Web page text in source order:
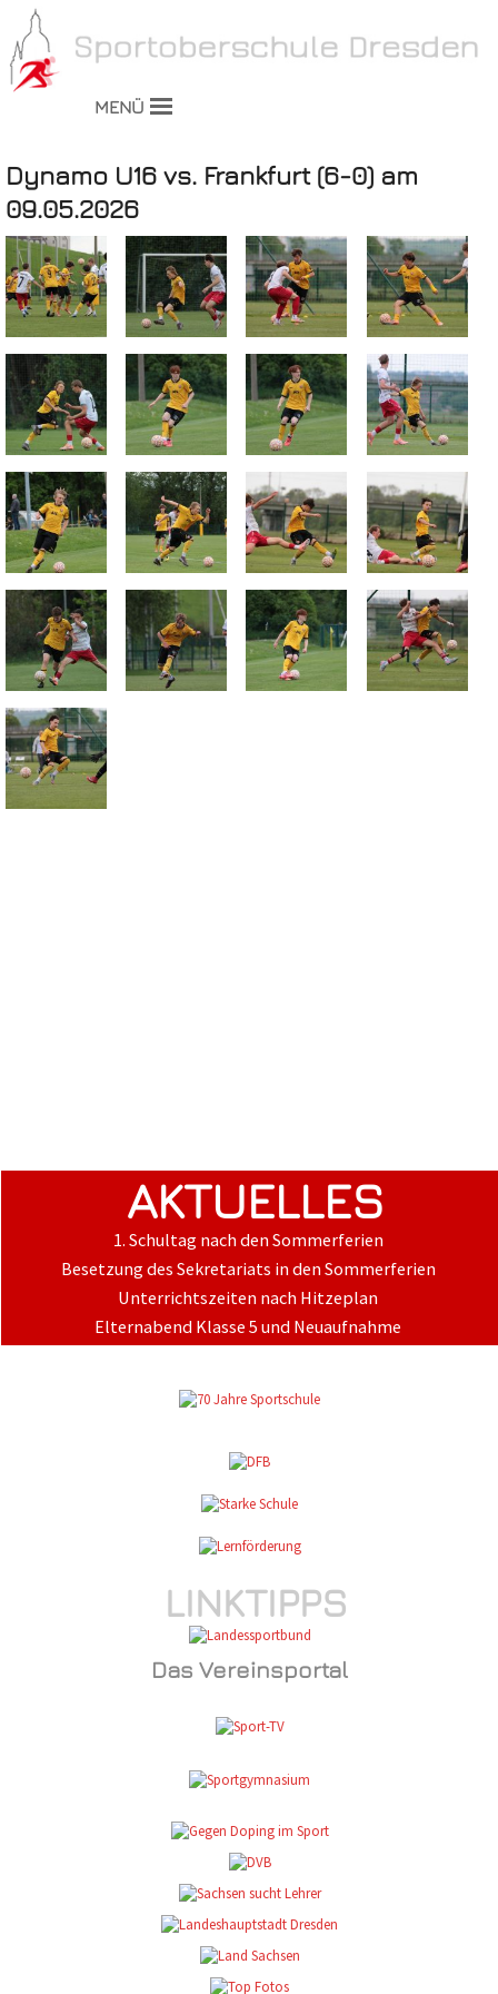
MENÜ
Dynamo U16 vs. Frankfurt (6-0) am
09.05.2026
AKTUELLES
1. Schultag nach den Sommerferien
Besetzung des Sekretariats in den Sommerferien
Unterrichtszeiten nach Hitzeplan
Elternabend Klasse 5 und Neuaufnahme
LINKTIPPS
Das Vereinsportal